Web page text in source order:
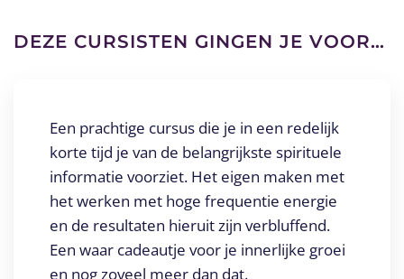
DEZE CURSISTEN GINGEN JE VOOR…
Een prachtige cursus die je in een redelijk
korte tijd je van de belangrijkste spirituele
informatie voorziet. Het eigen maken met
het werken met hoge frequentie energie
en de resultaten hieruit zijn verbluffend.
Een waar cadeautje voor je innerlijke groei
en nog zoveel meer dan dat.